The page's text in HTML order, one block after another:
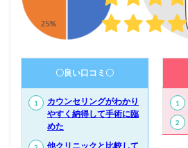
〇良い口コミ〇
カウンセリングがわかり
やすく納得して手術に臨
めた
他クリニックと比較して